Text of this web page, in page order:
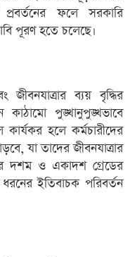
ফলে সরকারি
পূরণ হতে চলেছে।
জীবনযাত্রার ব্যয় বৃদ্ধির
পুঙ্খানুপুঙ্খভাবে
হলে কর্মচারীদের
যা তাদের জীবনযাত্রার
দশম ও একাদশ গ্রেডের
ইতিবাচক পরিবর্তন